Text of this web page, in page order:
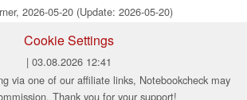
2026-05-20 (Update: 2026-05-20)
Cookie Settings
| 03.08.2026 12:41
via one of our affiliate links, Notebookcheck may
Thank you for your support!